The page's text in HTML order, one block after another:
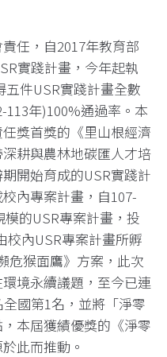
任，自2017年教育部
實踐計畫，今年起執
件USR實踐計畫全數
年)100%通過率。本
獎首獎的《里山根經濟
耕與農林地碳匯人才培
開始育成的USR實踐計
內專案計畫，自107-
的USR專案計畫，投
校內USR專案計畫所孵
危猴面鷹》方案，此次
境永續議題，至今已連
國第1名，並將「淨零
本屆獲績優獎的《淨零
此而推動。